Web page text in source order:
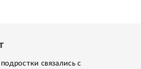
связались с